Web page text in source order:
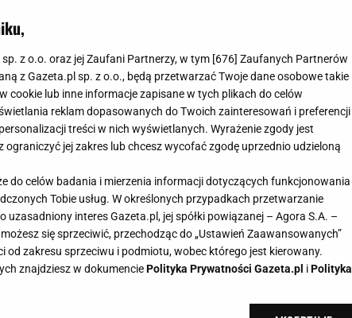
z o.o. oraz jej Zaufani Partnerzy, w tym [676] Zaufanych Partnerów
z Gazeta.pl sp. z o.o., będą przetwarzać Twoje dane osobowe takie
cookie lub inne informacje zapisane w tych plikach do celów
reklam dopasowanych do Twoich zainteresowań i preferencji
treści w nich wyświetlanych. Wyrażenie zgody jest
jej zakres lub chcesz wycofać zgodę uprzednio udzieloną
do celów badania i mierzenia informacji dotyczących funkcjonowania
Tobie usług. W określonych przypadkach przetwarzanie
interes Gazeta.pl, jej spółki powiązanej – Agora S.A. –
się sprzeciwić, przechodząc do „Ustawień Zaawansowanych”
zakresu sprzeciwu i podmiotu, wobec którego jest kierowany.
znajdziesz w dokumenciePolityka Prywatności Gazeta.pl iPolityka